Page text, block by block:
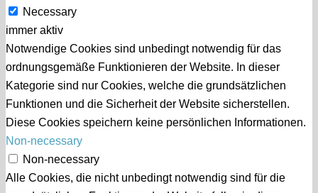
Necessary
immer aktiv
Notwendige Cookies sind unbedingt notwendig für das
ordnungsgemäße Funktionieren der Website. In dieser
Kategorie sind nur Cookies, welche die grundsätzlichen
Funktionen und die Sicherheit der Website sicherstellen.
Diese Cookies speichern keine persönlichen Informationen.
Non-necessary
Non-necessary
Alle Cookies, die nicht unbedingt notwendig sind für die